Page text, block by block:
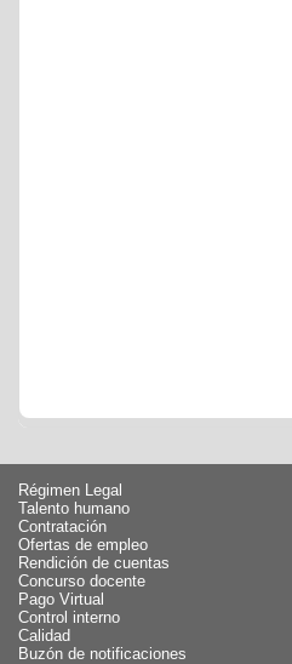
Régimen Legal
Talento humano
Contratación
Ofertas de empleo
Rendición de cuentas
Concurso docente
Pago Virtual
Control interno
Calidad
Buzón de notificaciones